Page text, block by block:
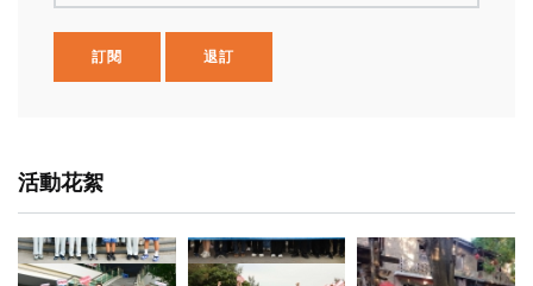
訂閱 退訂
活動花絮